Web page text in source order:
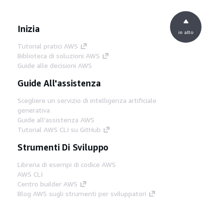
Inizia
Tutorial pratici AWS
Biblioteca di soluzioni AWS
Guide alle decisioni AWS
Guide All'assistenza
Scegliere un servizio di intelligenza artificiale
generativa
Guide all'assistenza AWS
Tutorial AWS CLI su GitHub
Strumenti Di Sviluppo
Libreria di esempi di codice AWS
AWS CLI
Centro builder AWS
Blog AWS sugli strumenti per sviluppatori
in alto